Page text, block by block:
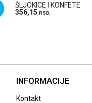
ŠLJOKICE I KONFETE
356,15 RSD.
INFORMACIJE
Kontakt